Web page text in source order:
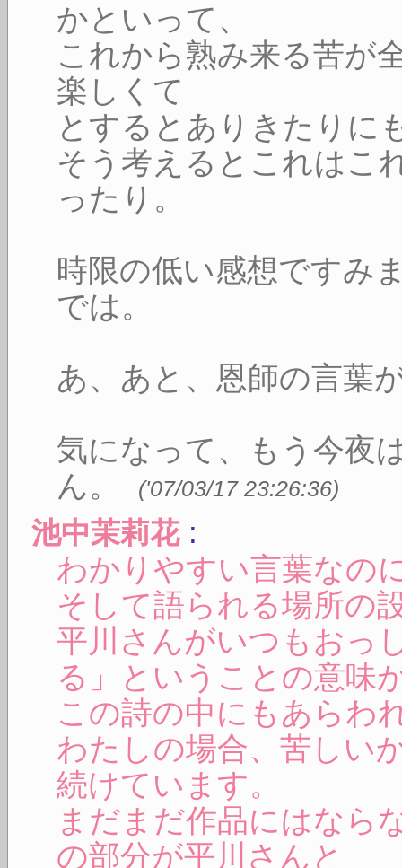
かといって、
これから熟み来る苦が
楽しくて
とするとありきたりに
そう考えるとこれはこ
ったり。
時限の低い感想ですみ
では。
あ、あと、恩師の言葉
気になって、もう今夜
ん。
('07/03/17 23:26:36)
池中茉莉花 :
わかりやすい言葉なの
そして語られる場所の
平川さんがいつもおっ
る」ということの意味
この詩の中にもあらわ
わたしの場合、苦しい
続けています。
まだまだ作品にはなら
の部分が平川さんと